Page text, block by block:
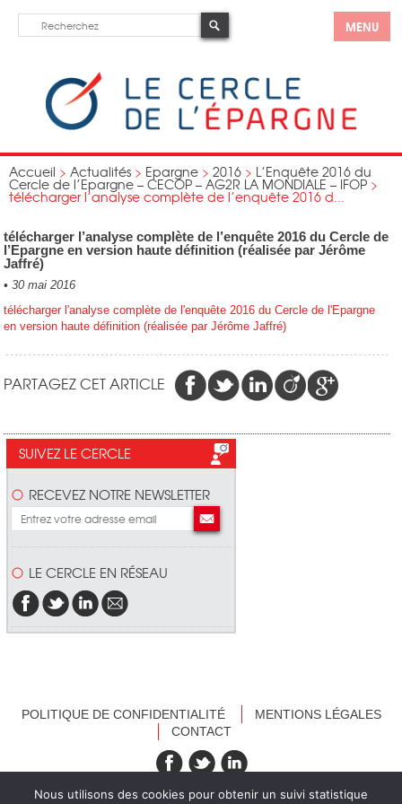
MENU
Accueil > Actualités > Epargne > 2016 > L’Enquête 2016 du
Cercle de l’Epargne – CECOP – AG2R LA MONDIALE – IFOP >
télécharger l’analyse complète de l’enquête 2016 d...
télécharger l’analyse complète de l’enquête 2016 du Cercle de
l’Epargne en version haute définition (réalisée par Jérôme
Jaffré)
• 30 mai 2016
télécharger l'analyse complète de l'enquête 2016 du Cercle de l'Epargne
en version haute définition (réalisée par Jérôme Jaffré)
PARTAGEZ CET ARTICLE
SUIVEZ LE CERCLE
RECEVEZ NOTRE NEWSLETTER
LE CERCLE EN RÉSEAU
POLITIQUE DE CONFIDENTIALITÉ
MENTIONS LÉGALES
CONTACT
recevez nos newsletters
Nous utilisons des cookies pour obtenir un suivi statistique